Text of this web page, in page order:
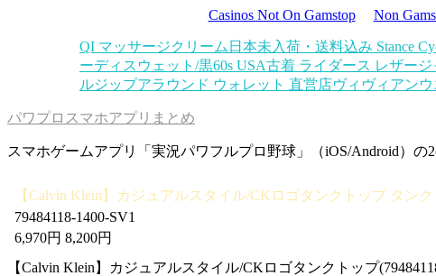
Casinos Not On Gamstop Non
QI マッサージクリーム 日本未入荷・送料込み Stance
ーディスウェット/黒60s USA古着 ライダース レザージ
ルジップアラウンド ウォレット 直営店ヴィヴィアン
パワプロスマホアプリまとめ
スマホゲームアプリ「実況パワフルプロ野球」（iOS/Android）の
【Calvin Klein】カジュアルスタイル/CKロゴタンクトップ タン
79484118-1400-SV1
6,970円 8,200円
【Calvin Klein】カジュアルスタイル/CKロゴタンクトップ